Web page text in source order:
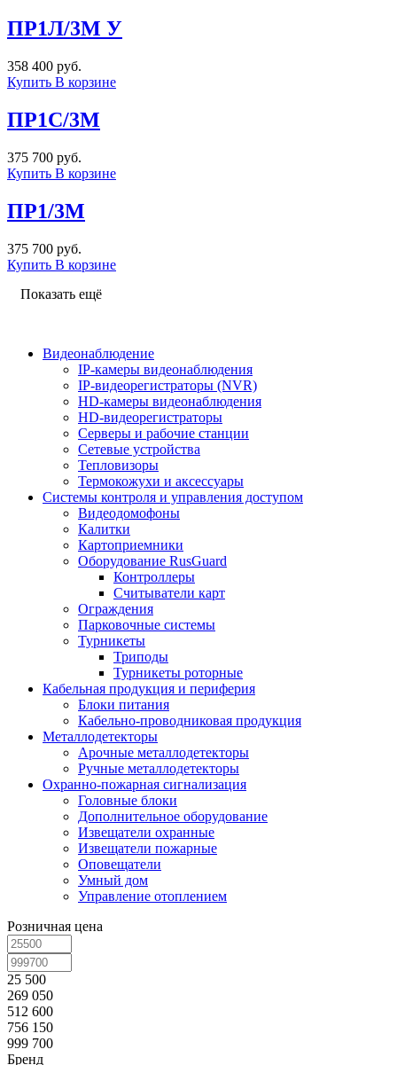
ПР1Л/3М У
358 400 руб.
Купить В корзине
ПР1С/3М
375 700 руб.
Купить В корзине
ПР1/3М
375 700 руб.
Купить В корзине
Показать ещё
Видеонаблюдение
IP-камеры видеонаблюдения
IP-видеорегистраторы (NVR)
HD-камеры видеонаблюдения
HD-видеорегистраторы
Серверы и рабочие станции
Сетевые устройства
Тепловизоры
Термокожухи и аксессуары
Системы контроля и управления доступом
Видеодомофоны
Калитки
Картоприемники
Оборудование RusGuard
Контроллеры
Считыватели карт
Ограждения
Парковочные системы
Турникеты
Триподы
Турникеты роторные
Кабельная продукция и периферия
Блоки питания
Кабельно-проводниковая продукция
Металлодетекторы
Арочные металлодетекторы
Ручные металлодетекторы
Охранно-пожарная сигнализация
Головные блоки
Дополнительное оборудование
Извещатели охранные
Извещатели пожарные
Оповещатели
Умный дом
Управление отоплением
Розничная цена
25 500
269 050
512 600
756 150
999 700
Бренд